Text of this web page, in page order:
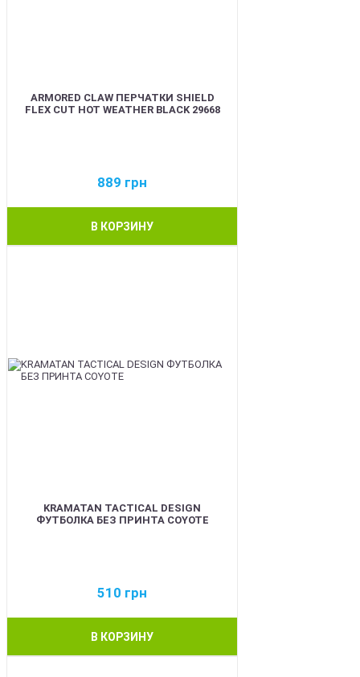
ARMORED CLAW ПЕРЧАТКИ SHIELD
FLEX CUT HOT WEATHER BLACK 29668
889 грн
В КОРЗИНУ
KRAMATAN TACTICAL DESIGN
ФУТБОЛКА БЕЗ ПРИНТА COYOTE
510 грн
В КОРЗИНУ